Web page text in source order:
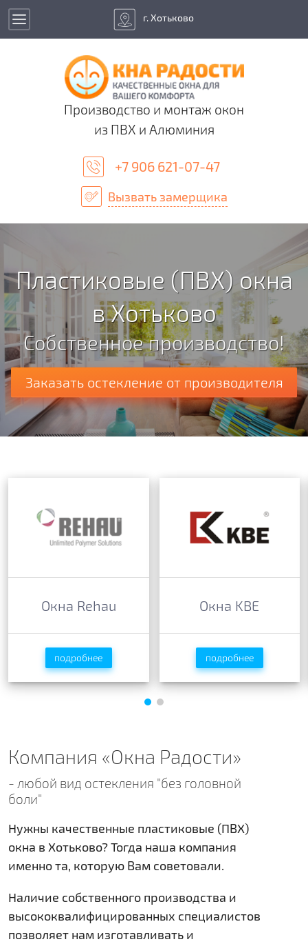
г. Хотьково
Производство и монтаж окон
из ПВХ и Алюминия
+7 906 621-07-47
Вызвать замерщика
Пластиковые (ПВХ) окна
в Хотьково
Собственное производство!
Заказать остекление от производителя
Окна Rehau
подробнее
Окна KBE
подробнее
Rehau ACTION 60 мм
подробнее
Rehau BLITZ NEW 60мм
подробнее
Компания «Окна Радости»
- любой вид остекления "без головной
боли"
Нужны качественные пластиковые (ПВХ)
окна в Хотьково? Тогда наша компания
именно та, которую Вам советовали.
Наличие собственного производства и
высококвалифицированных специалистов
позволяет нам изготавливать и